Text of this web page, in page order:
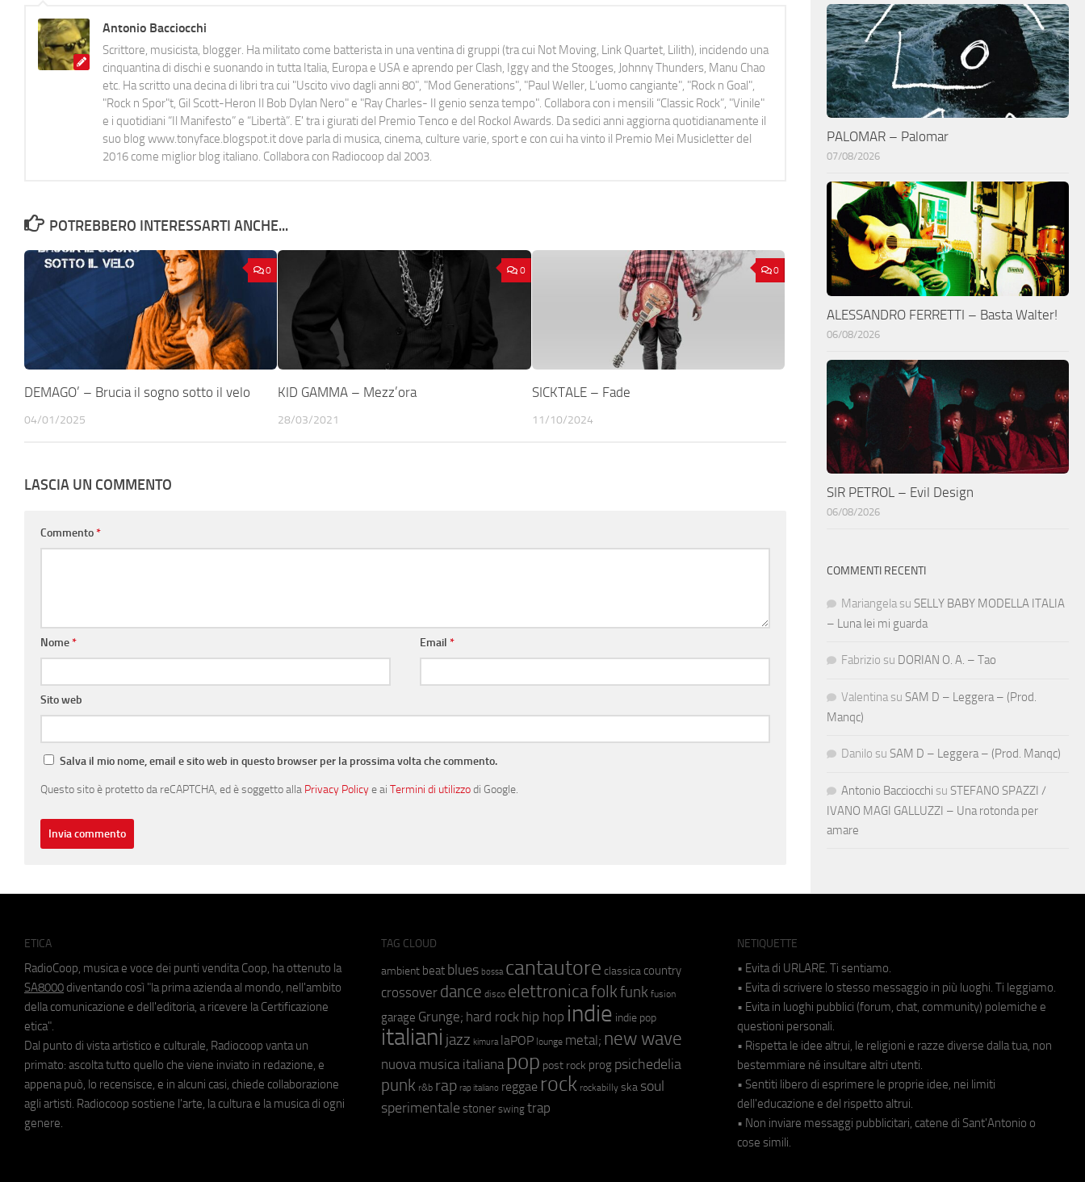
Antonio Bacciocchi
Scrittore, musicista, blogger. Ha militato come batterista in una ventina di gruppi (tra cui Not Moving, Link Quartet, Lilith), incidendo una
cinquantina di dischi e suonando in tutta Italia, Europa e USA e aprendo per Clash, Iggy and the Stooges, Johnny Thunders, Manu Chao
etc. Ha scritto una decina di libri tra cui "Uscito vivo dagli anni 80", "Mod Generations", "Paul Weller, L’uomo cangiante", "Rock n Goal",
"Rock n Spor"t, Gil Scott-Heron Il Bob Dylan Nero" e "Ray Charles- Il genio senza tempo". Collabora con i mensili “Classic Rock”, "Vinile"
e i quotidiani “Il Manifesto” e “Libertà”. E' tra i giurati del Premio Tenco e del Rockol Awards. Da sedici anni aggiorna quotidianamente il
suo blog www.tonyface.blogspot.it dove parla di musica, cinema, culture varie, sport e con cui ha vinto il Premio Mei Musicletter del
2016 come miglior blog italiano. Collabora con Radiocoop dal 2003.
POTREBBERO INTERESSARTI ANCHE...
0
DEMAGO’ – Brucia il sogno sotto il velo
04/01/2025
0
KID GAMMA – Mezz’ora
28/03/2021
0
SICKTALE – Fade
11/10/2024
LASCIA UN COMMENTO
Commento*
Nome* Email*
Sito web
Salva il mio nome, email e sito web in questo browser per la prossima volta che commento.
Questo sito è protetto da reCAPTCHA, ed è soggetto alla Privacy Policye ai Termini di utilizzodi Google.
PALOMAR – Palomar
07/08/2026
ALESSANDRO FERRETTI – Basta Walter!
06/08/2026
SIR PETROL – Evil Design
06/08/2026
COMMENTI RECENTI
Mariangela su SELLY BABY MODELLA ITALIA
– Luna lei mi guarda
Fabrizio su DORIAN O. A. – Tao
Valentina su SAM D – Leggera – (Prod.
Manqc)
Danilo su SAM D – Leggera – (Prod. Manqc)
Antonio Bacciocchi su STEFANO SPAZZI /
IVANO MAGI GALLUZZI – Una rotonda per
amare
ETICA
RadioCoop, musica e voce dei punti vendita Coop, ha ottenuto la
SA8000 diventando così "la prima azienda al mondo, nell'ambito
della comunicazione e dell'editoria, a ricevere la Certificazione
etica".
Dal punto di vista artistico e culturale, Radiocoop vanta un
primato: ascolta tutto quello che viene inviato in redazione, e
appena può, lo recensisce, e in alcuni casi, chiede collaborazione
agli artisti. Radiocoop sostiene l'arte, la cultura e la musica di ogni
genere.
TAG CLOUD
ambient beat blues bossa cantautore classica country
crossover dance disco elettronicafolkfunk fusion
garage Grunge; hard rock hip hop indie indie pop
italiani jazz kimura laPOP lounge metal; new wave
nuova musica italiana pop post rock prog psichedelia
punk r&b rap rap italiano reggae rock rockabilly ska soul
sperimentale stoner swing trap
NETIQUETTE
• Evita di URLARE. Ti sentiamo.
• Evita di scrivere lo stesso messaggio in più luoghi. Ti leggiamo.
• Evita in luoghi pubblici (forum, chat, community) polemiche e
questioni personali.
• Rispetta le idee altrui, le religioni e razze diverse dalla tua, non
bestemmiare né insultare altri utenti.
• Sentiti libero di esprimere le proprie idee, nei limiti
dell'educazione e del rispetto altrui.
• Non inviare messaggi pubblicitari, catene di Sant'Antonio o
cose simili.